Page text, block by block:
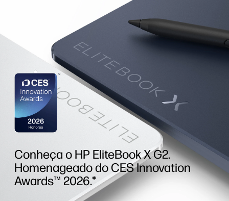
Conheça o HP EliteBook X G2.
Homenageado do CES Innovation
Awards™ 2026.*